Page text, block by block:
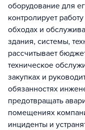
оборудование для
контролирует
обходах и
здания, системы,
рассчитывает
техническое
закупках и
обязанностях
предотвращать
помещениях
инциденты и